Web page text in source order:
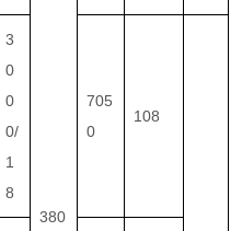
380
3
0
0
0/
1
8
705
0
108